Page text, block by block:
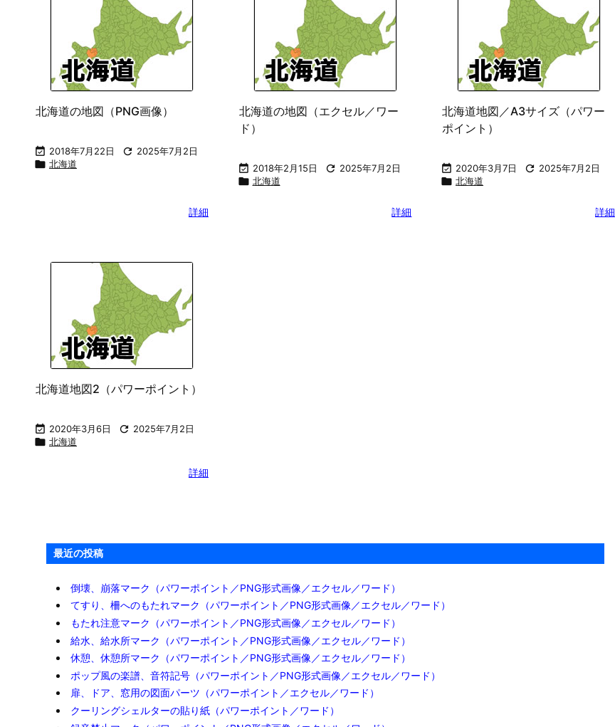
北海道の地図（PNG画像）
 2018年7月22日  2025年7月2日
 北海道
詳細
北海道の地図（エクセル／ワー
ド）
 2018年2月15日  2025年7月2日
 北海道
詳細
北海道地図／A3サイズ（パワー
ポイント）
 2020年3月7日  2025年7月2日
 北海道
詳細
北海道地図2（パワーポイント）
 2020年3月6日  2025年7月2日
 北海道
詳細
最近の投稿
倒壊、崩落マーク（パワーポイント／PNG形式画像／エクセル／ワード）
てすり、柵へのもたれマーク（パワーポイント／PNG形式画像／エクセル／ワード）
もたれ注意マーク（パワーポイント／PNG形式画像／エクセル／ワード）
給水、給水所マーク（パワーポイント／PNG形式画像／エクセル／ワード）
休憩、休憩所マーク（パワーポイント／PNG形式画像／エクセル／ワード）
ポップ風の楽譜、音符記号（パワーポイント／PNG形式画像／エクセル／ワード）
扉、ドア、窓用の図面パーツ（パワーポイント／エクセル／ワード）
クーリングシェルターの貼り紙（パワーポイント／ワード）